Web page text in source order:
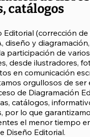
catálogos
Editorial (corrección de
diseño y
participación de varios
desde ilustradores,
en comunicación
orgullosos de ser
de Diagramación
catálogos,
por lo que
el menor tiempo
Diseño Editorial.